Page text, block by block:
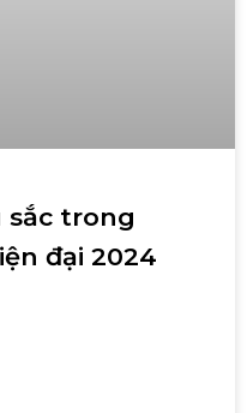
sắc trong
đại 2024